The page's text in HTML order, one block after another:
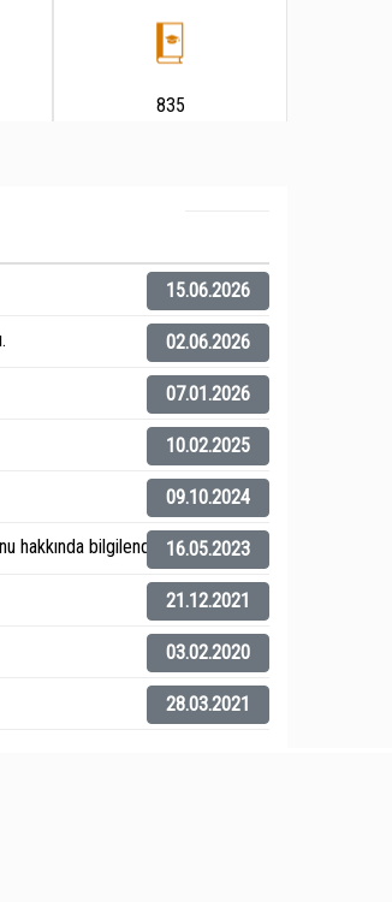
835
15.06.2026
02.06.2026
07.01.2026
10.02.2025
09.10.2024
hakkında bilgilendirme).16.05.2023
21.12.2021
03.02.2020
28.03.2021